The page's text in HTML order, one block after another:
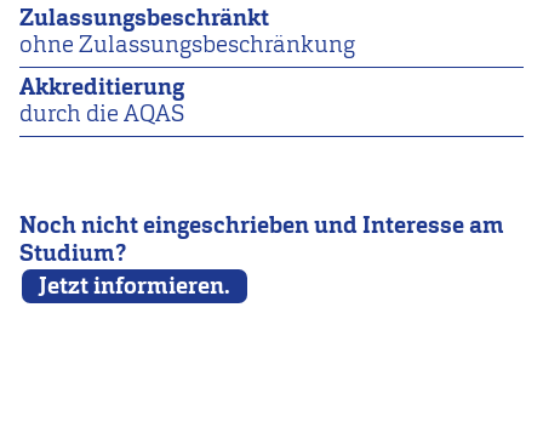
Zulassungsbeschränkt
ohne Zulassungsbeschränkung
Akkreditierung
durch die AQAS
Noch nicht eingeschrieben und Interesse am
Studium?
Jetzt informieren.